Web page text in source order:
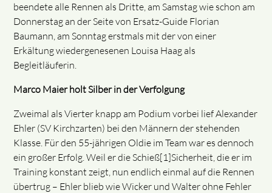
beendete alle Rennen als Dritte, am Samstag wie schon am
Donnerstag an der Seite von Ersatz-Guide Florian
Baumann, am Sonntag erstmals mit der von einer
Erkältung wiedergenesenen Louisa Haag als
Begleitläuferin.
Marco Maier holt Silber in der Verfolgung
Zweimal als Vierter knapp am Podium vorbei lief Alexander
Ehler (SV Kirchzarten) bei den Männern der stehenden
Klasse. Für den 55-jährigen Oldie im Team war es dennoch
ein großer Erfolg. Weil er die Schieß[1]Sicherheit, die er im
Training konstant zeigt, nun endlich einmal auf die Rennen
übertrug – Ehler blieb wie Wicker und Walter ohne Fehler